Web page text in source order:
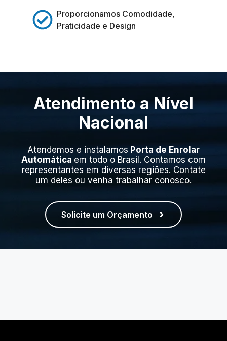
Proporcionamos Comodidade,
Praticidade e Design
Atendimento a Nível
Nacional
Atendemos e instalamos Porta de Enrolar
Automática em todo o Brasil. Contamos com
representantes em diversas regiões. Contate
um deles ou venha trabalhar conosco.
Solicite um Orçamento